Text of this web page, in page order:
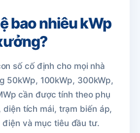
bao nhiêu kWp
số cố định cho mọi nhà
50kWp, 100kWp, 300kWp,
cần được tính theo phụ
tích mái, trạm biến áp,
điện và mục tiêu đầu tư.